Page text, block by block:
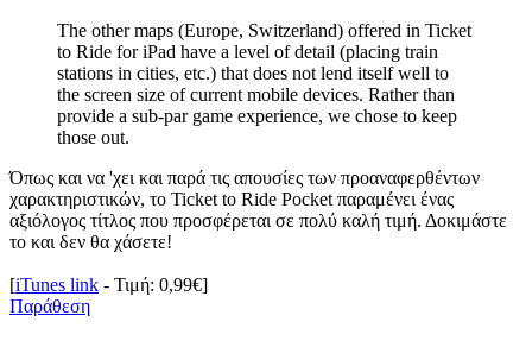
The other maps (Europe, Switzerland) offered in Ticket
to Ride for iPad have a level of detail (placing train
stations in cities, etc.) that does not lend itself well to
the screen size of current mobile devices. Rather than
provide a sub-par game experience, we chose to keep
those out.
Όπως και να 'χει και παρά τις απουσίες των προαναφερθέντων
χαρακτηριστικών, το Ticket to Ride Pocket παραμένει ένας
αξιόλογος τίτλος που προσφέρεται σε πολύ καλή τιμή. Δοκιμάστε
το και δεν θα χάσετε!
[iTunes link - Τιμή: 0,99€]
Παράθεση